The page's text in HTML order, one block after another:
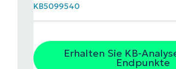
KB5099540
Erhalten Sie KB-
Endpunkte